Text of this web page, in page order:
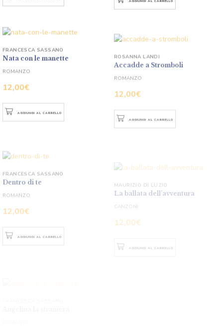
Nata con le manette
12,00€
ROMANZO
12,00€
ROSANNA LANDI
ROMANZO
Dentro di te
12,00€
AGGIUNGI AL CARRELLO
12,00€
CANZONI
AGGIUNGI AL CARRELLO